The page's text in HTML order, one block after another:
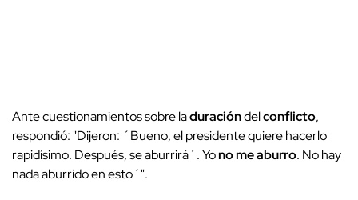
Ante cuestionamientos sobre laduracióndelconflicto,
respondió: "Dijeron: ´Bueno, el presidente quiere hacerlo
rapidísimo. Después, se aburrirá´. Yono me aburro. No hay
nada aburrido en esto´".